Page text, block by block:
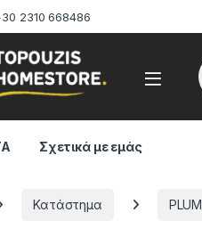
2310 668486
Σχετικά με εμάς
Κατάστημα